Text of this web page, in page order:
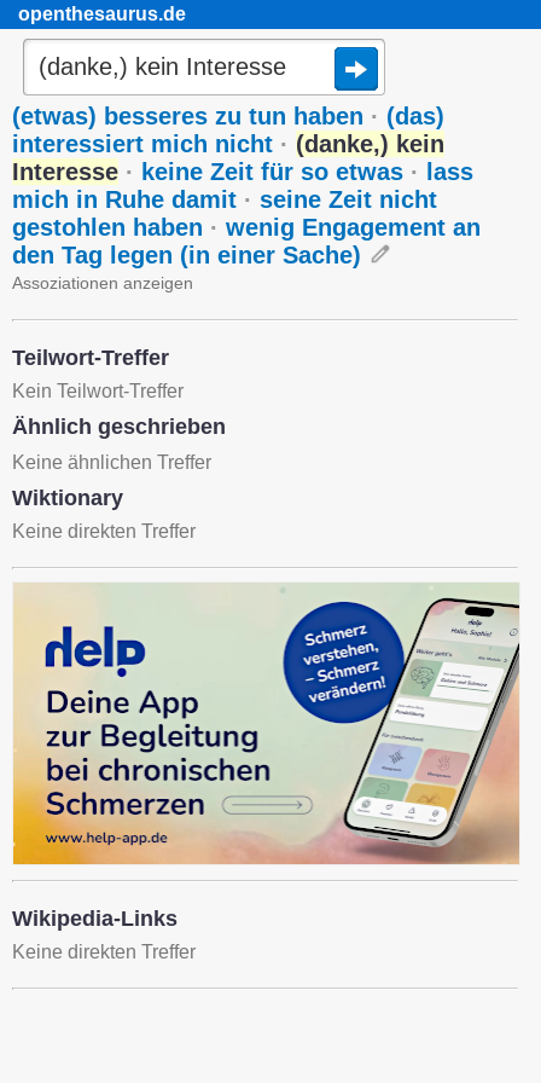
openthesaurus.de
(etwas) besseres zu tun haben · (das)
interessiert mich nicht · (danke,) kein
Interesse · keine Zeit für so etwas ·
lass
mich in Ruhe damit · seine Zeit nicht
gestohlen haben · wenig Engagement an
den Tag legen (in einer Sache)
Assoziationen anzeigen
Teilwort-Treffer
Kein Teilwort-Treffer
Ähnlich geschrieben
Keine ähnlichen Treffer
Wiktionary
Keine direkten Treffer
Wikipedia-Links
Keine direkten Treffer